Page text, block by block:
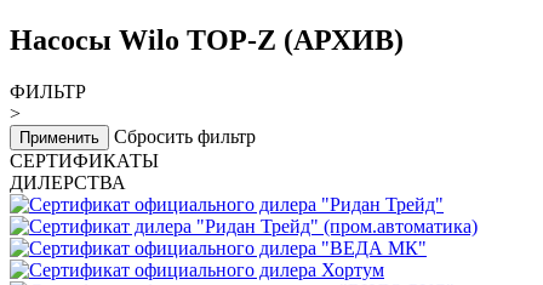
Насосы Wilo TOP-Z (АРХИВ)
ФИЛЬТР
>
Применить
Сбросить фильтр
СЕРТИФИКАТЫ
ДИЛЕРСТВА